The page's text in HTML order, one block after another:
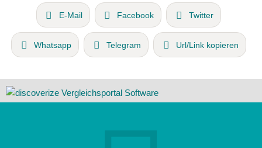
E-Mail Facebook Twitter
Whatsapp Telegram Url/Link kopieren